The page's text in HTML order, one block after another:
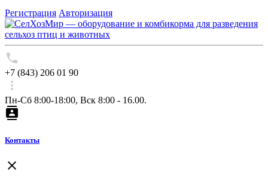
Регистрация Авторизация
+7 (843) 206 01 90
Пн-Сб 8:00-18:00, Вск 8:00 - 16.00.
Контакты